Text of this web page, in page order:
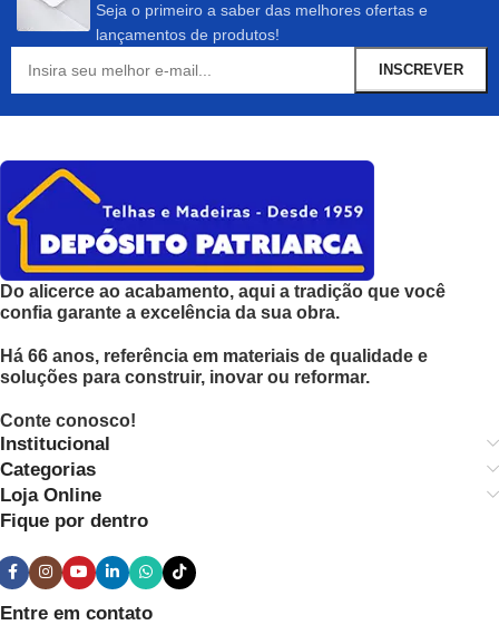
Seja o primeiro a saber das melhores ofertas e
lançamentos de produtos!
Do alicerce ao acabamento, aqui a tradição que você
confia garante a excelência da sua obra.
Há 66 anos, referência em materiais de qualidade e
soluções para construir, inovar ou reformar.
Conte conosco!
Institucional
Categorias
Loja Online
Fique por dentro
Entre em contato